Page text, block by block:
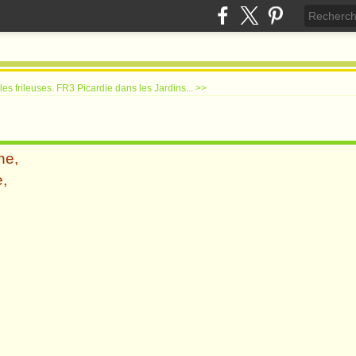
frileuses. FR3 Picardie dans les Jardins... >>